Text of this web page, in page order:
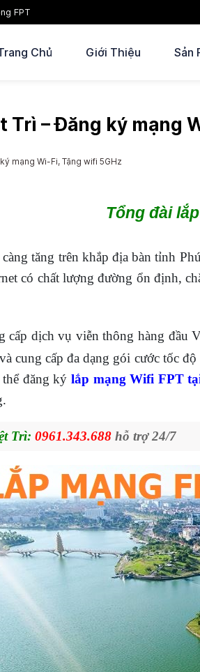
FPT
Chủ Giới Thiệu Sản
Trì – Đăng ký mạng
mạng Wi-Fi, Tặng wifi 5GHz
Tổng đài
tăng trên khắp địa bàn tỉnh
có chất lượng đường ổn định,
cấp dịch vụ viễn thông hàng đầu
cung cấp đa dạng gói cước tốc
đăng ký lắp mạng Wifi FPT
Trì: 0961.343.688 hỗ trợ 24/7